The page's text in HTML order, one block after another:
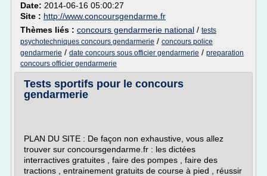
Date: 2014-06-16 05:00:27
Site : http://www.concoursgendarme.fr
Thèmes liés : concours gendarmerie national / tests
psychotechniques concours gendarmerie / concours police
gendarmerie / date concours sous officier gendarmerie / preparation
concours officier gendarmerie
Tests sportifs pour le concours
gendarmerie
PLAN DU SITE : De façon non exhaustive, vous allez
trouver sur concoursgendarme.fr : les dictées
interractives gratuites , faire des pompes , faire des
tractions , entrainement gratuits de course à pied , réussir